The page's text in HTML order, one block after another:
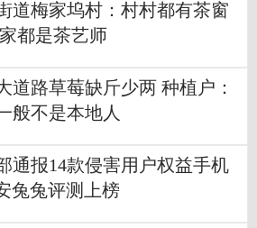
道梅家坞村：村村都有茶窗
都是茶艺师
道路草莓缺斤少两 种植户：
般不是本地人
通报14款侵害用户权益手机
兔兔评测上榜